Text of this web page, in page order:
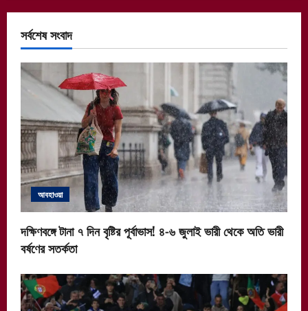
সর্বশেষ সংবাদ
আবহাওয়া
দক্ষিণবঙ্গে টানা ৭ দিন বৃষ্টির পূর্বাভাস! ৪-৬ জুলাই ভারী থেকে অতি ভারী
বর্ষণের সতর্কতা